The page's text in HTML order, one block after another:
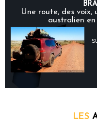
Une route, des voix,
australien
LES